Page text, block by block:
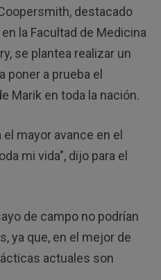
destacado
la Facultad de Medicina
se plantea realizar un
poner a prueba el
Marik en toda la nación.
mayor avance en el
mi vida", dijo para el
de campo no podrían
ya que, en el mejor de
actuales son